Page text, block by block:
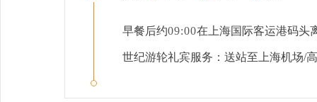
早餐后约09:00在上海国际客运港码头
世纪游轮礼宾服务：送站至 上海机场/